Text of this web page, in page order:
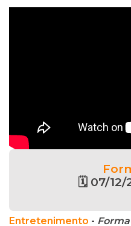
🗓 07/12/
Entretenimento -